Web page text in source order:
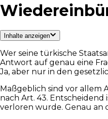
Inhalte anzeigen
Wer seine türkische
Antwort auf genau eine
Ja, aber nur in den
Maßgeblich sind vor allem
nach Art. 43.
verloren wurde. Genau an